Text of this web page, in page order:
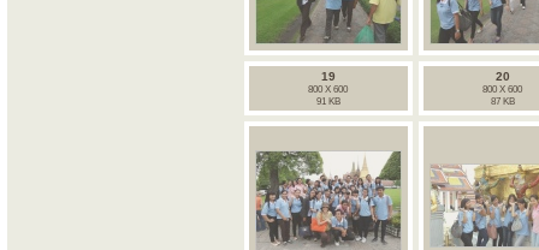
19
800 X 600
91 KB
20
800 X 600
87 KB